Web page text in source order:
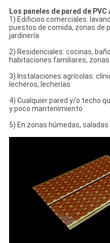
Los paneles de pared de
1) Edificios comerciales:
puestos de comida, zonas de
jardinería
2) Residenciales: cocinas,
habitaciones familiares,
3) Instalaciones agrícolas:
lecheros, lecherías
4) Cualquier pared y/o techo
y poco mantenimiento
5) En zonas húmedas, saladas